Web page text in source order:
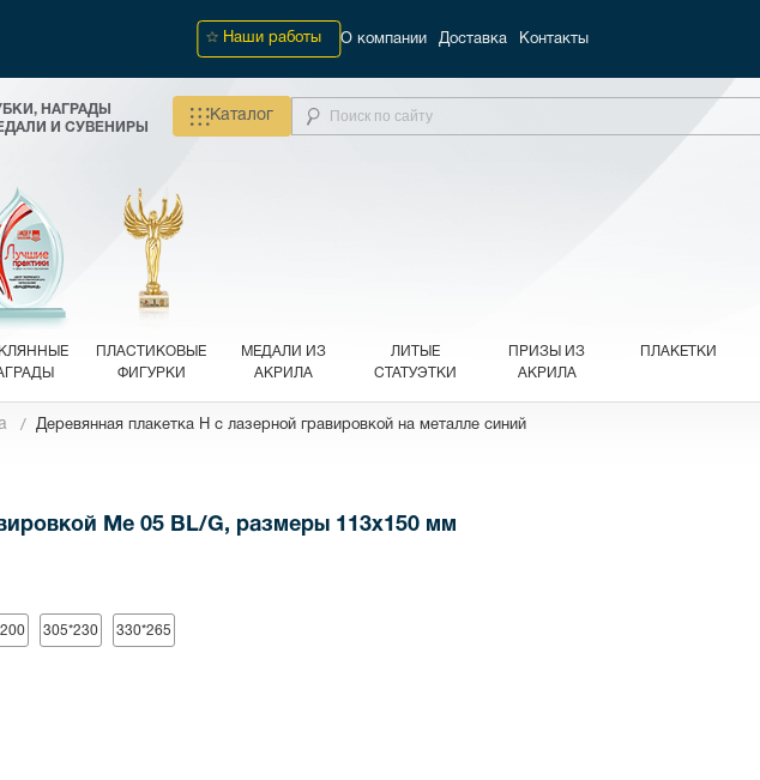
Наши работы О компании Доставка Контакты
НАГРАДЫ
И СУВЕНИРЫ
Каталог
ПЛАСТИКОВЫЕ
ФИГУРКИ
МЕДАЛИ ИЗ
АКРИЛА
ЛИТЫЕ
СТАТУЭТКИ
ПРИЗЫ ИЗ
АКРИЛА
ПЛАКЕТКИ
ПО
ЗНАЧКИ
Деревянная плакетка H с лазерной гравировкой на металле синий
Me 05 BL/G, размеры 113х150 мм
305*230 330*265